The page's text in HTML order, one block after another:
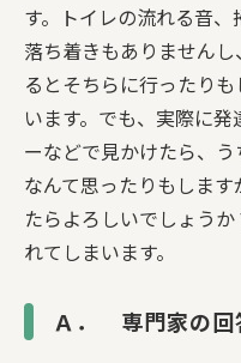
す。トイレの流れる音、
落ち着きもありません
るとそちらに行ったり
います。でも、実際に
ーなどで見かけたら、
なんて思ったりもしま
たらよろしいでしょう
れてしまいます。
Ａ． 専門家の回